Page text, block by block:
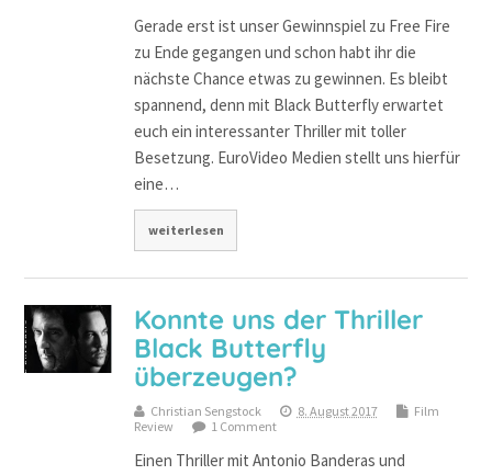
Gerade erst ist unser Gewinnspiel zu Free Fire
zu Ende gegangen und schon habt ihr die
nächste Chance etwas zu gewinnen. Es bleibt
spannend, denn mit Black Butterfly erwartet
euch ein interessanter Thriller mit toller
Besetzung. EuroVideo Medien stellt uns hierfür
eine…
weiterlesen
Konnte uns der Thriller
Black Butterfly
überzeugen?
Christian Sengstock 8. August 2017
Film
Review
1 Comment
Einen Thriller mit Antonio Banderas und